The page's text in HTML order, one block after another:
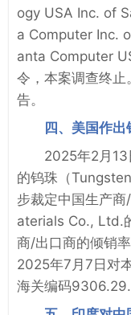
ogy USA Inc. of
a Computer Inc.
anta Computer
令，本案调查终
告。
四、美国作
2025年2月13
的钨珠（
步裁定中国生产
aterials Co., Ltd.
商/出口商的倾销
2025年7月7日对
海关编码